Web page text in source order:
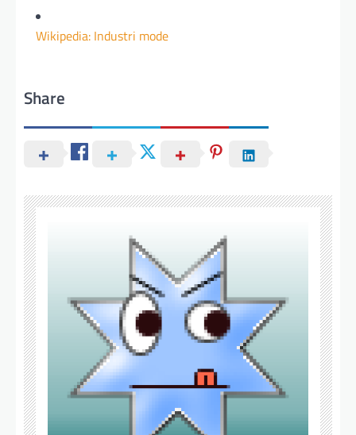
Wikipedia: Industri mode
Share